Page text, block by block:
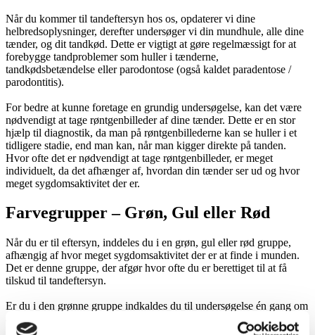
Når du kommer til tandeftersyn hos os, opdaterer vi dine
helbredsoplysninger, derefter undersøger vi din mundhule, alle dine
tænder, og dit tandkød. Dette er vigtigt at gøre regelmæssigt for at
forebygge tandproblemer som huller i tænderne,
tandkødsbetændelse eller parodontose (også kaldet paradentose /
parodontitis).
For bedre at kunne foretage en grundig undersøgelse, kan det være
nødvendigt at tage røntgenbilleder af dine tænder. Dette er en stor
hjælp til diagnostik, da man på røntgenbillederne kan se huller i et
tidligere stadie, end man kan, når man kigger direkte på tanden.
Hvor ofte det er nødvendigt at tage røntgenbilleder, er meget
individuelt, da det afhænger af, hvordan din tænder ser ud og hvor
meget sygdomsaktivitet der er.
Farvegrupper – Grøn, Gul eller Rød
Når du er til eftersyn, inddeles du i en grøn, gul eller rød gruppe,
afhængig af hvor meget sygdomsaktivitet der er at finde i munden.
Det er denne gruppe, der afgør hvor ofte du er berettiget til at få
tilskud til tandeftersyn.
Er du i den grønne gruppe indkaldes du til undersøgelse én gang om
året, og du vil kun kunne få tilskud til én tandrensning om året.